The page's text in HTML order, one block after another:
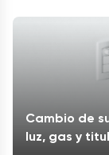
Cambio de
luz, gas y